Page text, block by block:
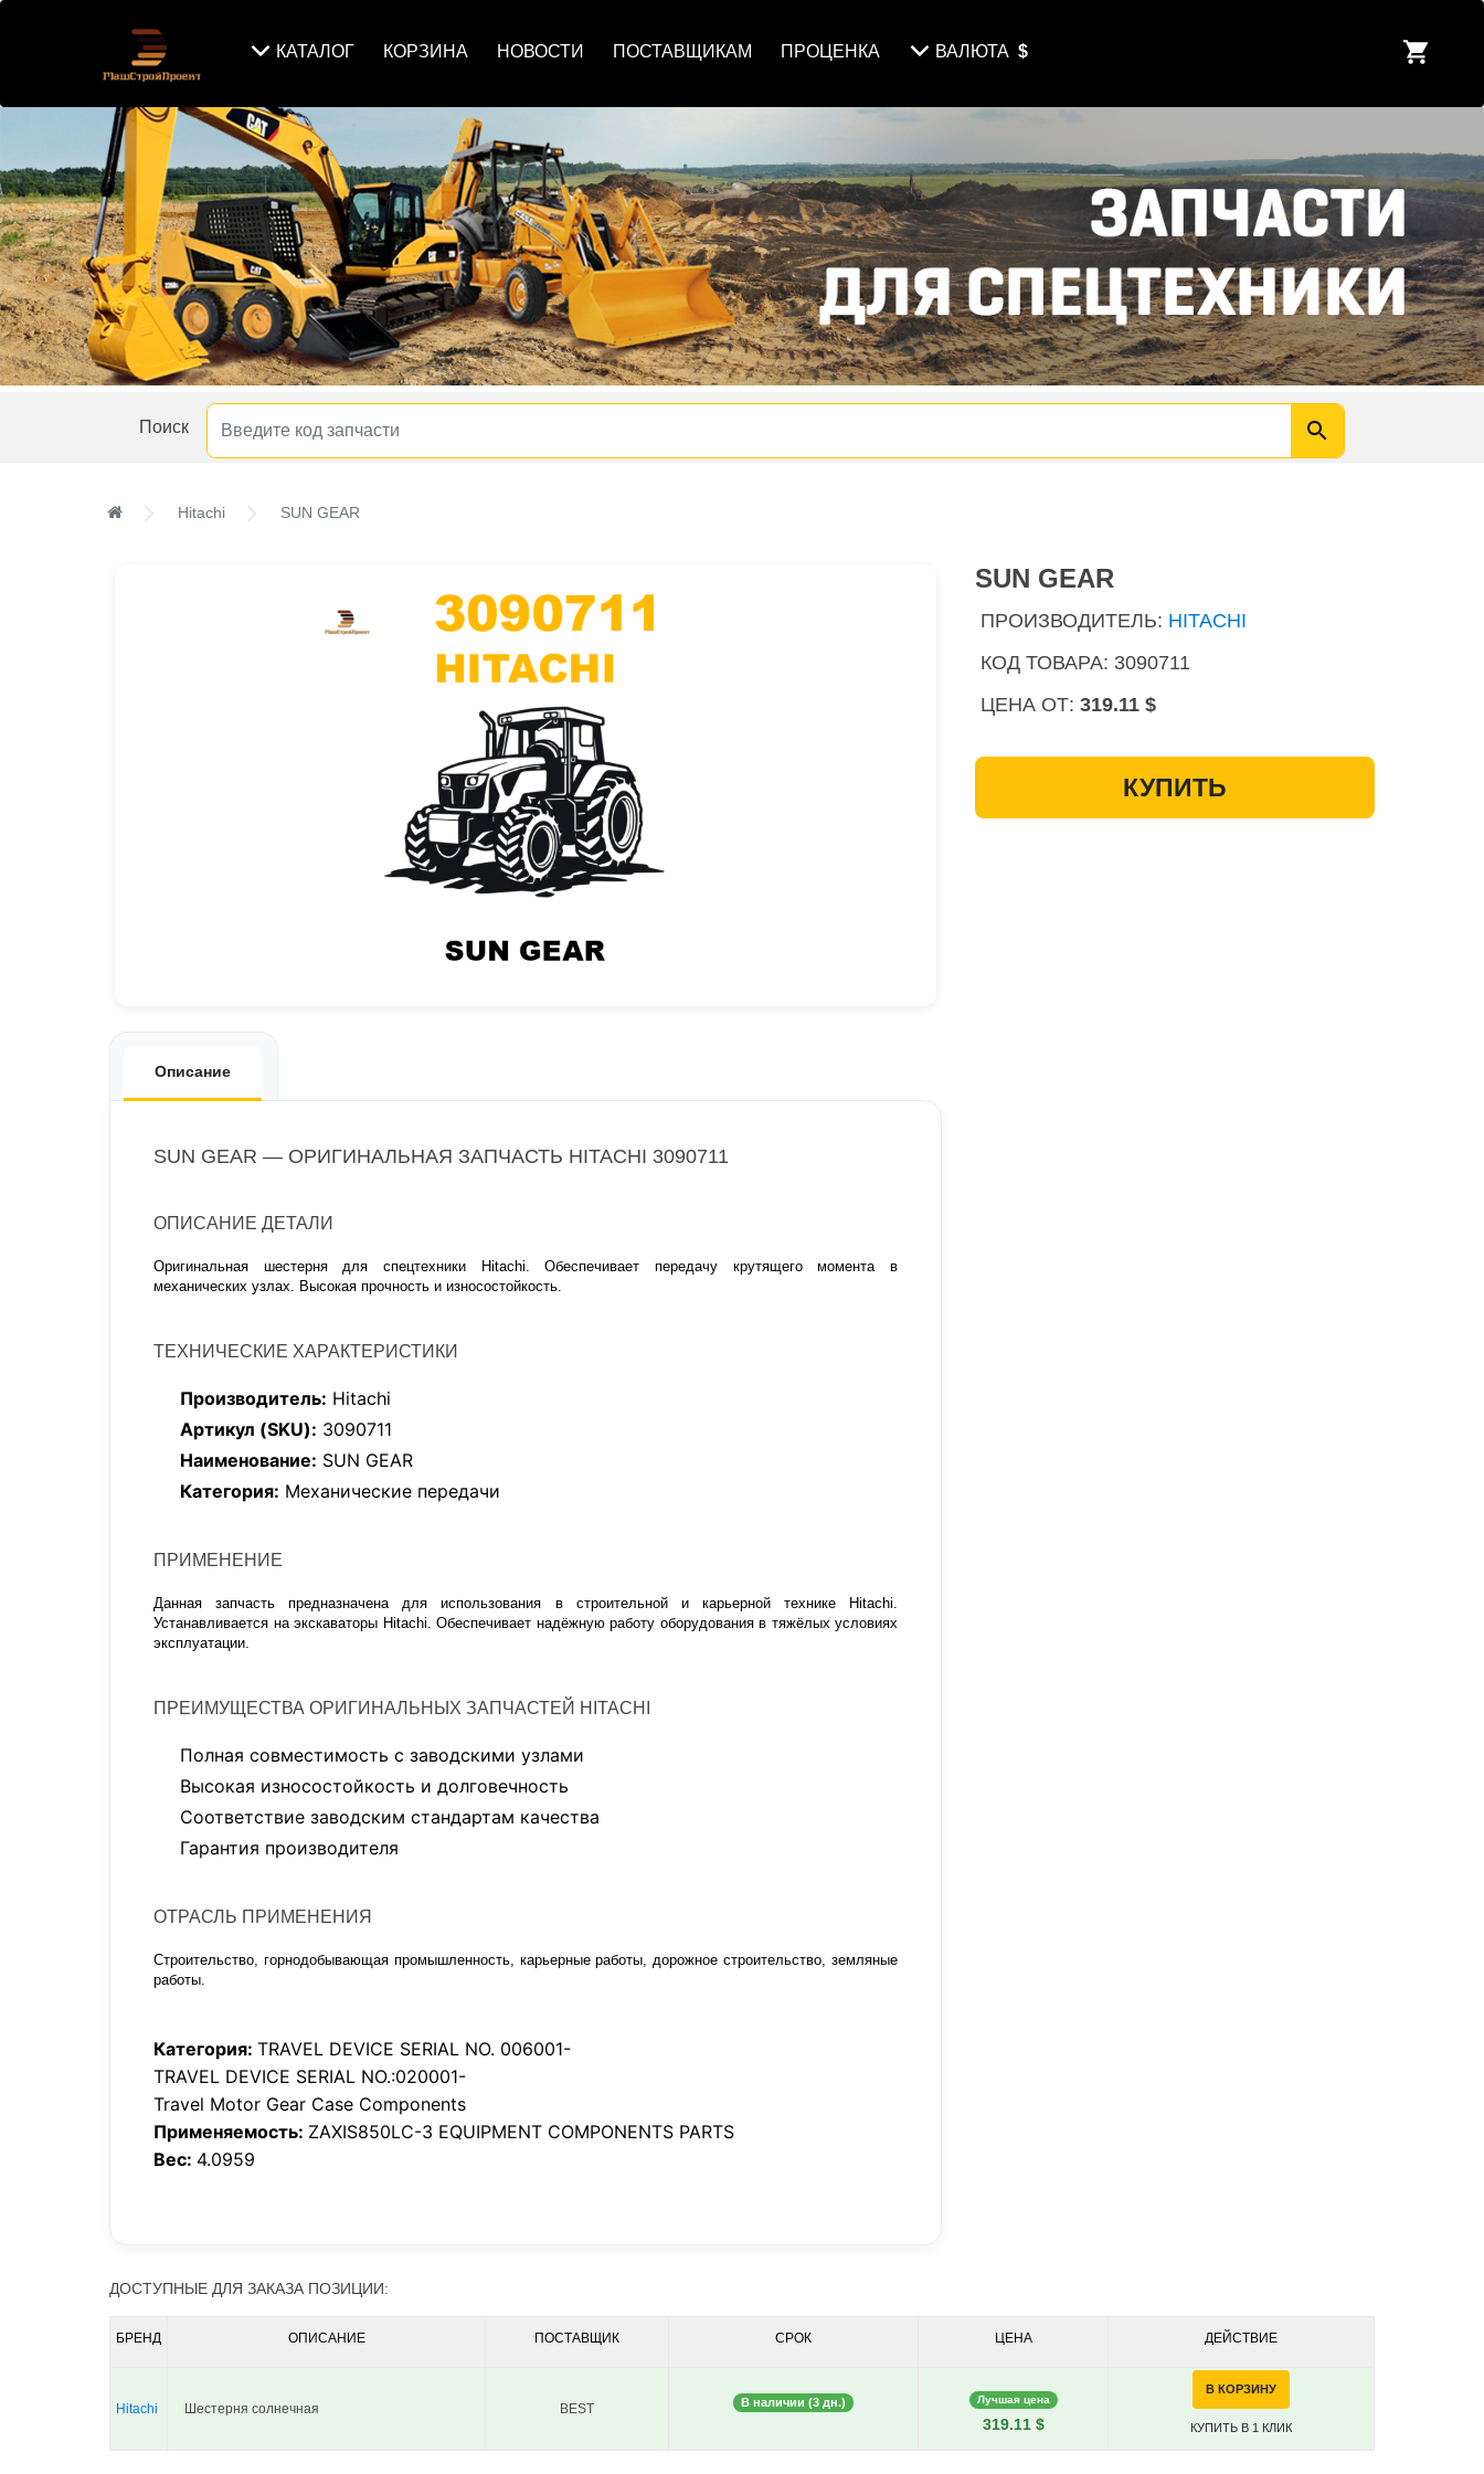
КАТАЛОГ КОРЗИНА НОВОСТИ ПОСТАВЩИКАМ ПРОЦЕНКА ВАЛЮТА $
Поиск
Hitachi SUN GEAR
Описание
SUN GEAR — ОРИГИНАЛЬНАЯ ЗАПЧАСТЬ HITACHI 3090711
ОПИСАНИЕ ДЕТАЛИ
Оригинальная шестерня для спецтехники Hitachi. Обеспечивает передачу крутящего момента в
механических узлах. Высокая прочность и износостойкость.
ТЕХНИЧЕСКИЕ ХАРАКТЕРИСТИКИ
Производитель: Hitachi
Артикул (SKU): 3090711
Наименование: SUN GEAR
Категория: Механические передачи
ПРИМЕНЕНИЕ
Данная запчасть предназначена для использования в строительной и карьерной технике Hitachi.
Устанавливается на экскаваторы Hitachi. Обеспечивает надёжную работу оборудования в тяжёлых условиях
эксплуатации.
ПРЕИМУЩЕСТВА ОРИГИНАЛЬНЫХ ЗАПЧАСТЕЙ HITACHI
Полная совместимость с заводскими узлами
Высокая износостойкость и долговечность
Соответствие заводским стандартам качества
Гарантия производителя
ОТРАСЛЬ ПРИМЕНЕНИЯ
Строительство, горнодобывающая промышленность, карьерные работы, дорожное строительство, земляные
работы.
Категория: TRAVEL DEVICE SERIAL NO. 006001-
TRAVEL DEVICE SERIAL NO.:020001-
Travel Motor Gear Case Components
Применяемость: ZAXIS850LC-3 EQUIPMENT COMPONENTS PARTS
Вес: 4.0959
SUN GEAR
ПРОИЗВОДИТЕЛЬ: HITACHI
КОД ТОВАРА: 3090711
ЦЕНА ОТ: 319.11 $
КУПИТЬ
ДОСТУПНЫЕ ДЛЯ ЗАКАЗА ПОЗИЦИИ:
БРЕНД ОПИСАНИЕ ПОСТАВЩИК СРОК ЦЕНА ДЕЙСТВИЕ
Hitachi Шестерня солнечная BEST В наличии (3 дн.) Лучшая цена
319.11 $
В КОРЗИНУ
КУПИТЬ В 1 КЛИК